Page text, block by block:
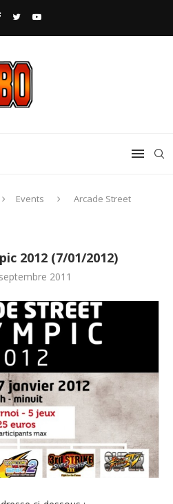
Events
Arcade Street
2012 (7/01/2012)
2011